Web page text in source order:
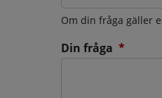
Om din fråga gäller
Din fråga *